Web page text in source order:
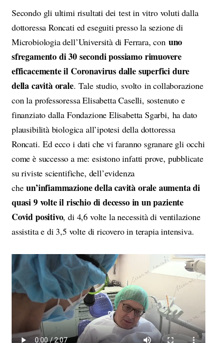
Secondo gli ultimi risultati dei test in vitro voluti dalla
dottoressa Roncati ed eseguiti presso la sezione di
Microbiologia dell’Università di Ferrara, con uno
sfregamento di 30 secondi possiamo rimuovere
efficacemente il Coronavirus dalle superfici dure
della cavità orale. Tale studio, svolto in collaborazione
con la professoressa Elisabetta Caselli, sostenuto e
finanziato dalla Fondazione Elisabetta Sgarbi, ha dato
plausibilità biologica all’ipotesi della dottoressa
Roncati. Ed ecco i dati che vi faranno sgranare gli occhi
come è successo a me: esistono infatti prove, pubblicate
su riviste scientifiche, dell’evidenza
cheun’infiammazione della cavità orale aumenta di
quasi 9 volte il rischio di decesso in un paziente
Covid positivo, di 4,6 volte la necessità di ventilazione
assistita e di 3,5 volte di ricovero in terapia intensiva.